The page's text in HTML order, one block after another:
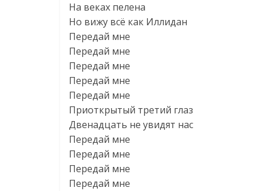
На веках пелена
Но вижу всё как Иллидан
Передай мне
Передай мне
Передай мне
Передай мне
Передай мне
Приоткрытый третий глаз
Двенадцать не увидят нас
Передай мне
Передай мне
Передай мне
Передай мне